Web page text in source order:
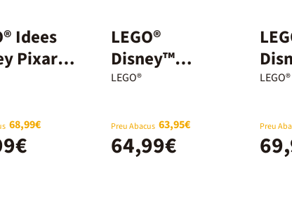
Idees
Pixar
21357
68,99€
LEGO®
Disney™
Àngela 43257
LEGO®
Preu Abacus 63,95€
64,99€
LEGO®
Preu